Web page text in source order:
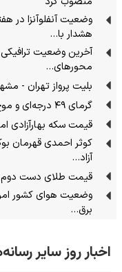
وضعیت آنفلوآنزا در
هشدار با…
آخرین وضعیت
محورهای…
بلیت پرواز تهران - مشهد ۱۹ میلیون
گرمای ۴۹ درجه‌ای و موج شرجی در خوزستان؛ هوای ۱۰ ایستگاه برای…
قیمت سکه بهارآزادی امروز
کوثر احمدی قهرمان
آزاد…
قیمت طلای دست دوم امروز
برق…